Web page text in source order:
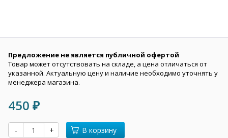
Предложение не является публичной офертой
Товар может отсутствовать на складе, а цена отличаться от
указанной. Актуальную цену и наличие необходимо уточнять у
менеджера магазина.
450 ₽
- + В корзину